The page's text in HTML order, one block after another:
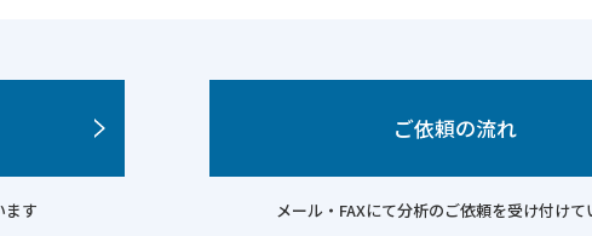
ます
ご依頼の流れ
メール・FAXにて分析のご依頼を受け付けて